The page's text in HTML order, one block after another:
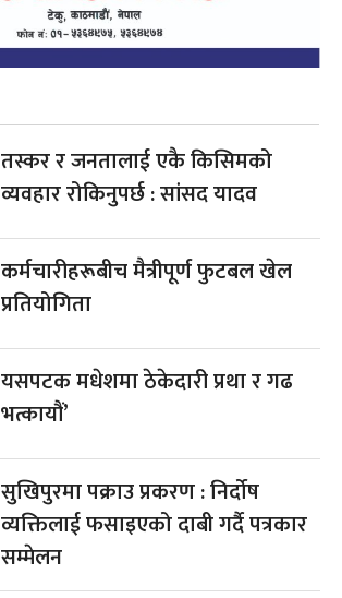
तस्कर र जनतालाई एकै किसिमको
व्यवहार रोकिनुपर्छ : सांसद यादव
कर्मचारीहरूबीच मैत्रीपूर्ण फुटबल खेल
प्रतियोगिता
यसपटक मधेशमा ठेकेदारी प्रथा र गढ
भत्कायौं’
सुखिपुरमा पक्राउ प्रकरण : निर्दोष
व्यक्तिलाई फसाइएको दाबी गर्दै पत्रकार
सम्मेलन